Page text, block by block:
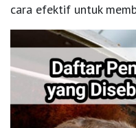
cara efektif untuk